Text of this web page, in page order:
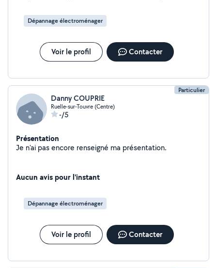
Allo voisin parce que les tarifs d’un professionnel était trop
onéreux pour moi, effectivement, ce n’est pas là le tarif d’une
Dépannage électroménager
Voir le profil Contacter
Particulier
Danny COUPRIE
Ruelle-sur-Touvre (Centre)
-/5
Présentation
Je n'ai pas encore renseigné ma présentation.
Aucun avis pour l'instant
Dépannage électroménager
Voir le profil Contacter